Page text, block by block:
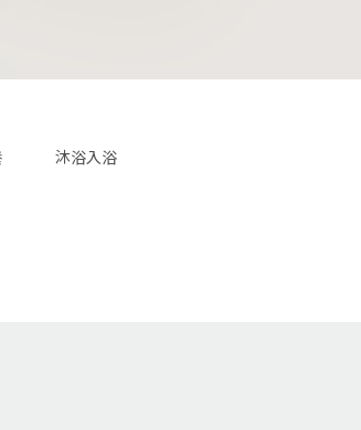
沐浴入浴